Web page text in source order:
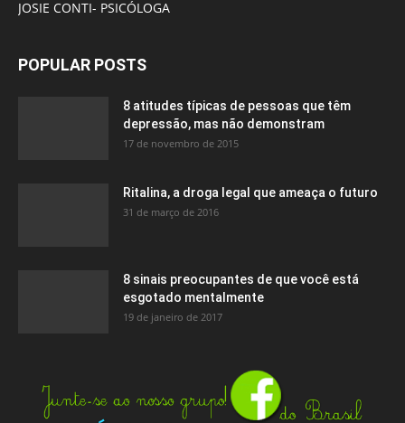
JOSIE CONTI- PSICÓLOGA
POPULAR POSTS
8 atitudes típicas de pessoas que têm
depressão, mas não demonstram
17 de novembro de 2015
Ritalina, a droga legal que ameaça o futuro
31 de março de 2016
8 sinais preocupantes de que você está
esgotado mentalmente
19 de janeiro de 2017